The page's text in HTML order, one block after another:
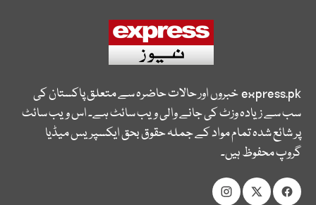
express.pkخبروں اور حالات حاضرہ سے متعلق پاکستان کی
سب سے زیادہ وزٹ کی جانے والی ویب سائٹ ہے۔ اس ویب سائٹ
پر شائع شدہ تمام مواد کے جملہ حقوق بحق ایکسپریس میڈیا
گروپ محفوظ ہیں۔